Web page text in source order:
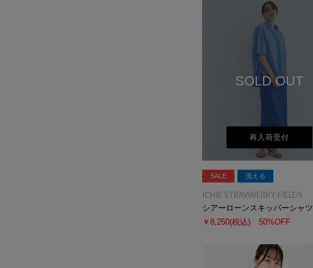
SOLD OUT
再入荷受付
SALE 洗える
ICHIE STRAWBERRY-FIELDS
シアーローンスキッパーシャツ
￥8,250(税込) 50%OFF